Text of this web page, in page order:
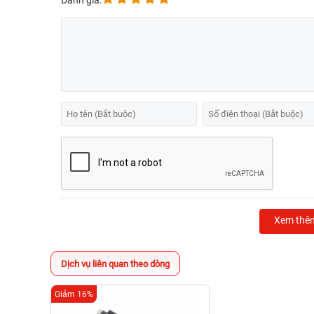
Xem
Dịch vụ liên quan theo dòng
Giảm 16%